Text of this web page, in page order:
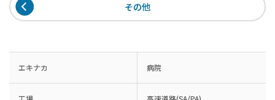
その他
エキナカ 病院